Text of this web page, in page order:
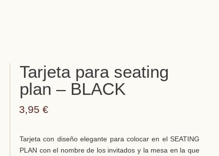
Tarjeta para seating
plan – BLACK
3,95 €
Tarjeta con diseño elegante para colocar en el SEATING
PLAN con el nombre de los invitados y la mesa en la que